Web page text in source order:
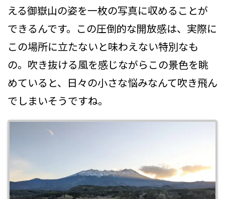
える御嶽山の姿を一枚の写真に収めることが
できるんです。この圧倒的な開放感は、実際に
この場所に立たないと味わえない特別なも
の。吹き抜ける風を感じながらこの景色を眺
めていると、日々の小さな悩みなんて吹き飛ん
でしまいそうですね。